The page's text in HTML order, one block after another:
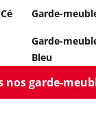
Garde-
Garde-
Bleu
nos garde-